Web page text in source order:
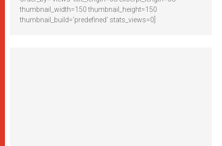
thumbnail_width=150 thumbnail_height=150
thumbnail_build='predefined' stats_views=0]